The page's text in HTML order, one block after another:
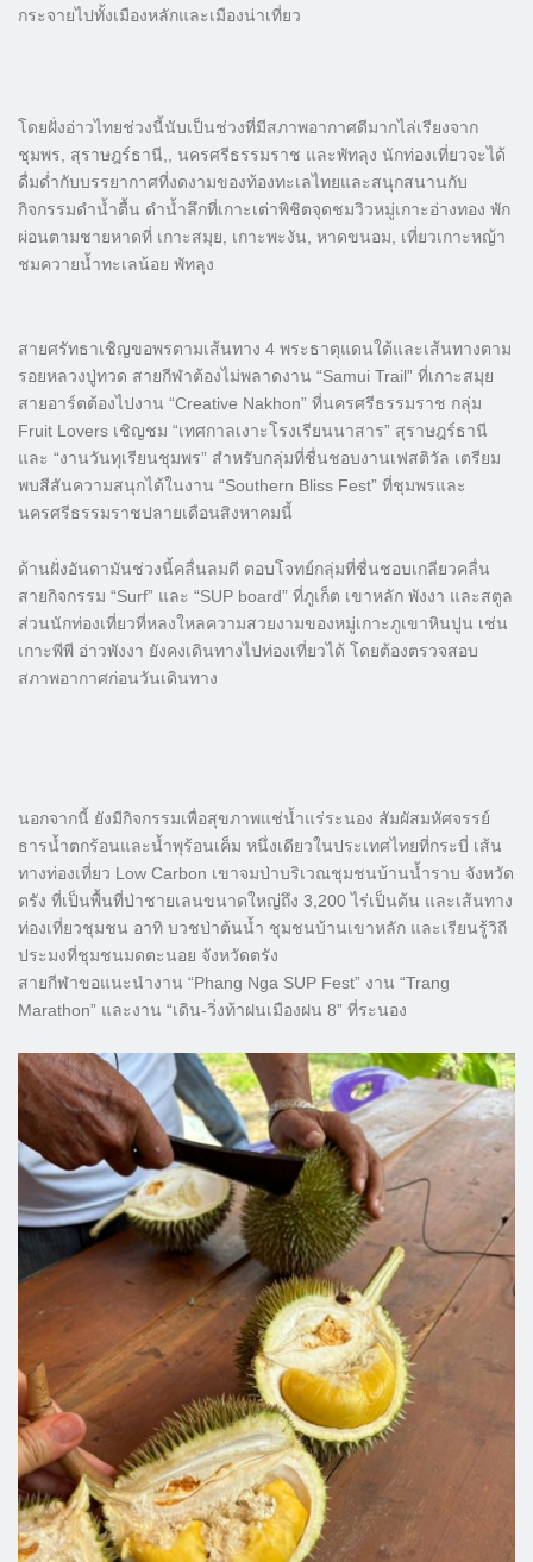
กระจายไปทั้งเมืองหลักและเมืองน่าเที่ยว
โดยฝั่งอ่าวไทยช่วงนี้นับเป็นช่วงที่มีสภาพอากาศดีมากไล่เรียงจาก
ชุมพร, สุราษฎร์ธานี,, นครศรีธรรมราช และพัทลุง นักท่องเที่ยวจะได้
ดื่มด่ำกับบรรยากาศที่งดงามของท้องทะเลไทยและสนุกสนานกับ
กิจกรรมดำน้ำตื้น ดำน้ำลึกที่เกาะเต่าพิชิตจุดชมวิวหมู่เกาะอ่างทอง พัก
ผ่อนตามชายหาดที่ เกาะสมุย, เกาะพะงัน, หาดขนอม, เที่ยวเกาะหญ้า
ชมควายน้ำทะเลน้อย พัทลุง
สายศรัทธาเชิญขอพรตามเส้นทาง 4 พระธาตุแดนใต้และเส้นทางตาม
รอยหลวงปู่ทวด สายกีฬาต้องไม่พลาดงาน “Samui Trail” ที่เกาะสมุย
สายอาร์ตต้องไปงาน “Creative Nakhon” ที่นครศรีธรรมราช กลุ่ม
Fruit Lovers เชิญชม “เทศกาลเงาะโรงเรียนนาสาร” สุราษฎร์ธานี
และ “งานวันทุเรียนชุมพร” สำหรับกลุ่มที่ชื่นชอบงานเฟสติวัล เตรียม
พบสีสันความสนุกได้ในงาน “Southern Bliss Fest” ที่ชุมพรและ
นครศรีธรรมราชปลายเดือนสิงหาคมนี้
ด้านฝั่งอันดามันช่วงนี้คลื่นลมดี ตอบโจทย์กลุ่มที่ชื่นชอบเกลียวคลื่น
สายกิจกรรม “Surf” และ “SUP board” ที่ภูเก็ต เขาหลัก พังงา และสตูล
ส่วนนักท่องเที่ยวที่หลงใหลความสวยงามของหมู่เกาะภูเขาหินปูน เช่น
เกาะพีพี อ่าวพังงา ยังคงเดินทางไปท่องเที่ยวได้ โดยต้องตรวจสอบ
สภาพอากาศก่อนวันเดินทาง
นอกจากนี้ ยังมีกิจกรรมเพื่อสุขภาพแช่น้ำแร่ระนอง สัมผัสมหัศจรรย์
ธารน้ำตกร้อนและน้ำพุร้อนเค็ม หนึ่งเดียวในประเทศไทยที่กระบี่ เส้น
ทางท่องเที่ยว Low Carbon เขาจมป่าบริเวณชุมชนบ้านน้ำราบ จังหวัด
ตรัง ที่เป็นพื้นที่ป่าชายเลนขนาดใหญ่ถึง 3,200 ไร่เป็นต้น และเส้นทาง
ท่องเที่ยวชุมชน อาทิ บวชป่าต้นน้ำ ชุมชนบ้านเขาหลัก และเรียนรู้วิถี
ประมงที่ชุมชนมดตะนอย จังหวัดตรัง
สายกีฬาขอแนะนำงาน “Phang Nga SUP Fest” งาน “Trang
Marathon” และงาน “เดิน-วิ่งท้าฝนเมืองฝน 8” ที่ระนอง